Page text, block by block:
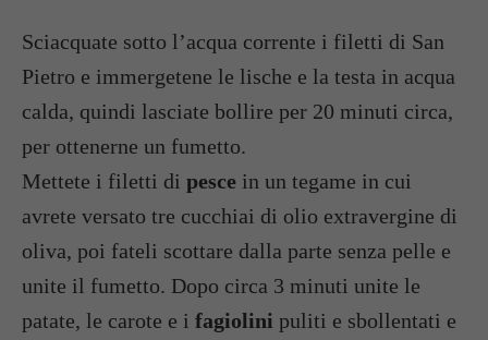
Sciacquate sotto l’acqua corrente i filetti di San
Pietro e immergetene le lische e la testa in acqua
calda, quindi lasciate bollire per 20 minuti circa,
per ottenerne un fumetto.
Mettete i filetti di pesce in un tegame in cui
avrete versato tre cucchiai di olio extravergine di
oliva, poi fateli scottare dalla parte senza pelle e
unite il fumetto. Dopo circa 3 minuti unite le
patate, le carote e i fagiolini puliti e sbollentati e